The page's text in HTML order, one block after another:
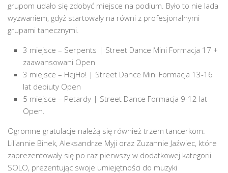
grupom udało się zdobyć miejsce na podium. Było to nie lada
wyzwaniem, gdyż startowały na równi z profesjonalnymi
grupami tanecznymi.
3 miejsce – Serpents | Street Dance Mini Formacja 17 +
zaawansowani Open
3 miejsce – HejHo! | Street Dance Mini Formacja 13-16
lat debiuty Open
5 miejsce – Petardy | Street Dance Formacja 9-12 lat
Open.
Ogromne gratulacje należą się również trzem tancerkom:
Liliannie Binek, Aleksandrze Myji oraz Zuzannie Jaźwiec, które
zaprezentowały się po raz pierwszy w dodatkowej kategorii
SOLO, prezentując swoje umiejętności do muzyki